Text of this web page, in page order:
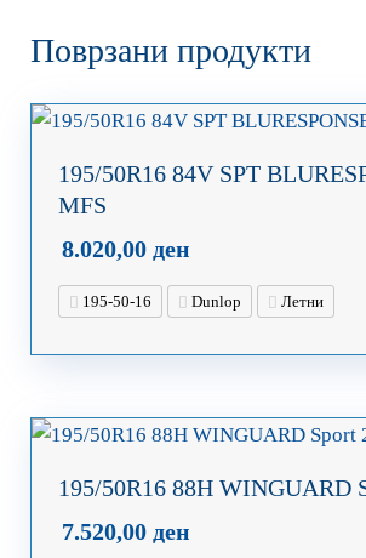
Поврзани продукти
195/50R16 84V SPT
MFS
8.020,00 ден
195-50-16 Dunlop Летни
195/50R16 88H WINGUARD
7.520,00 ден